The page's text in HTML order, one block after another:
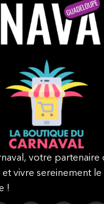
votre partenaire
vivre sereinement le
!